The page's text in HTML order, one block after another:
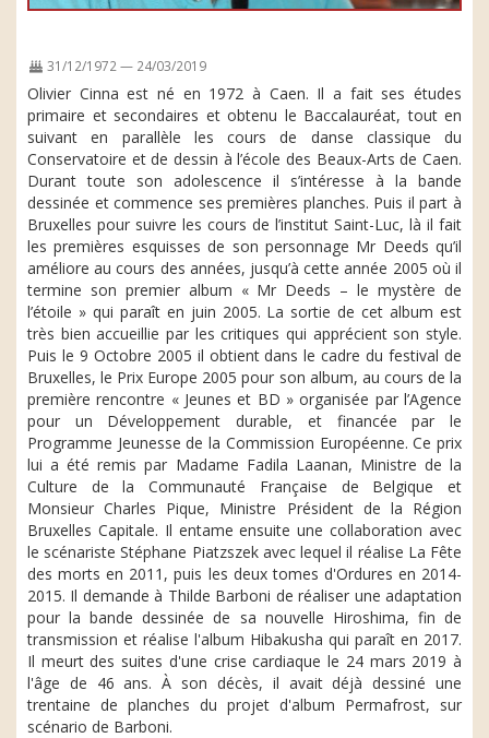
31/12/1972 — 24/03/2019
Olivier Cinna est né en 1972 à Caen. Il a fait ses études
primaire et secondaires et obtenu le Baccalauréat, tout en
suivant en parallèle les cours de danse classique du
Conservatoire et de dessin à l’école des Beaux-Arts de Caen.
Durant toute son adolescence il s’intéresse à la bande
dessinée et commence ses premières planches. Puis il part à
Bruxelles pour suivre les cours de l’institut Saint-Luc, là il fait
les premières esquisses de son personnage Mr Deeds qu’il
améliore au cours des années, jusqu’à cette année 2005 où il
termine son premier album « Mr Deeds – le mystère de
l’étoile » qui paraît en juin 2005. La sortie de cet album est
très bien accueillie par les critiques qui apprécient son style.
Puis le 9 Octobre 2005 il obtient dans le cadre du festival de
Bruxelles, le Prix Europe 2005 pour son album, au cours de la
première rencontre « Jeunes et BD » organisée par l’Agence
pour un Développement durable, et financée par le
Programme Jeunesse de la Commission Européenne. Ce prix
lui a été remis par Madame Fadila Laanan, Ministre de la
Culture de la Communauté Française de Belgique et
Monsieur Charles Pique, Ministre Président de la Région
Bruxelles Capitale. Il entame ensuite une collaboration avec
le scénariste Stéphane Piatzszek avec lequel il réalise La Fête
des morts en 2011, puis les deux tomes d'Ordures en 2014-
2015. Il demande à Thilde Barboni de réaliser une adaptation
pour la bande dessinée de sa nouvelle Hiroshima, fin de
transmission et réalise l'album Hibakusha qui paraît en 2017.
Il meurt des suites d'une crise cardiaque le 24 mars 2019 à
l'âge de 46 ans. À son décès, il avait déjà dessiné une
trentaine de planches du projet d'album Permafrost, sur
scénario de Barboni.